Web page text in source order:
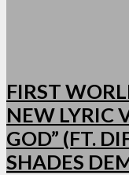
FIRST
NEW LYRIC
GOD” (FT.
SHADES